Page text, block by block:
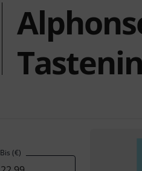
Bis (€)